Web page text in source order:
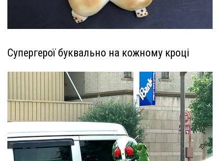
Супергерої буквально на кожному кроці